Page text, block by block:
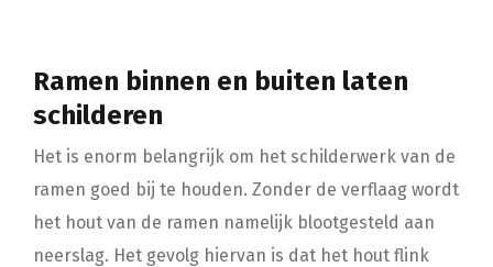
Ramen binnen en buiten laten
schilderen
Het is enorm belangrijk om het schilderwerk van de
ramen goed bij te houden. Zonder de verflaag wordt
het hout van de ramen namelijk blootgesteld aan
neerslag. Het gevolg hiervan is dat het hout flink